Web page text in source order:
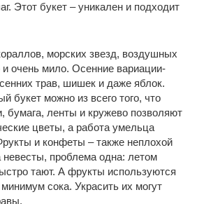
Этот букет – уникален и подходит
морских звезд, воздушных
и очень мило. Осенние вариации-
трав, шишек и даже яблок.
букет можно из всего того, что
бумага, ленты и кружево позволяют
цветы, а работа умельца
и конфеты – также неплохой
невесты, проблема одна: летом
тают. А фрукты используются
сока. Украсить их могут